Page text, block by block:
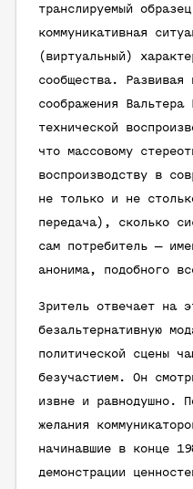
транслируемый
коммуникативная
(виртуальный)
сообщества. Развивая
соображения
технической
что массовому
воспроизводству в
не только и не
передача), сколько
сам потребитель —
анонима, подобного
Зритель отвечает на
безальтернативную
политической сцены
безучастием. Он
извне и равнодушно.
желания
начинавшие в конце
демонстрации